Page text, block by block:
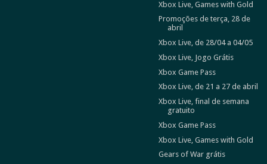
Xbox Live, Games with Gold
Promoções de terça, 28 de
abril
Xbox Live, de 28/04 a 04/05
Xbox Live, Jogo Grátis
Xbox Game Pass
Xbox Live, de 21 a 27 de abril
Xbox Live, final de semana
gratuito
Xbox Game Pass
Xbox Live, Games with Gold
Gears of War grátis